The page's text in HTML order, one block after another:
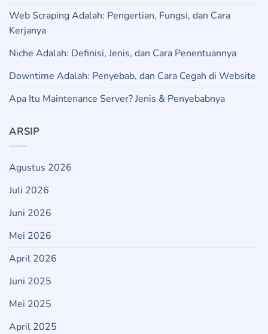
Web Scraping Adalah: Pengertian, Fungsi, dan Cara
Kerjanya
Niche Adalah: Definisi, Jenis, dan Cara Penentuannya
Downtime Adalah: Penyebab, dan Cara Cegah di Website
Apa Itu Maintenance Server? Jenis & Penyebabnya
ARSIP
Agustus 2026
Juli 2026
Juni 2026
Mei 2026
April 2026
Juni 2025
Mei 2025
April 2025